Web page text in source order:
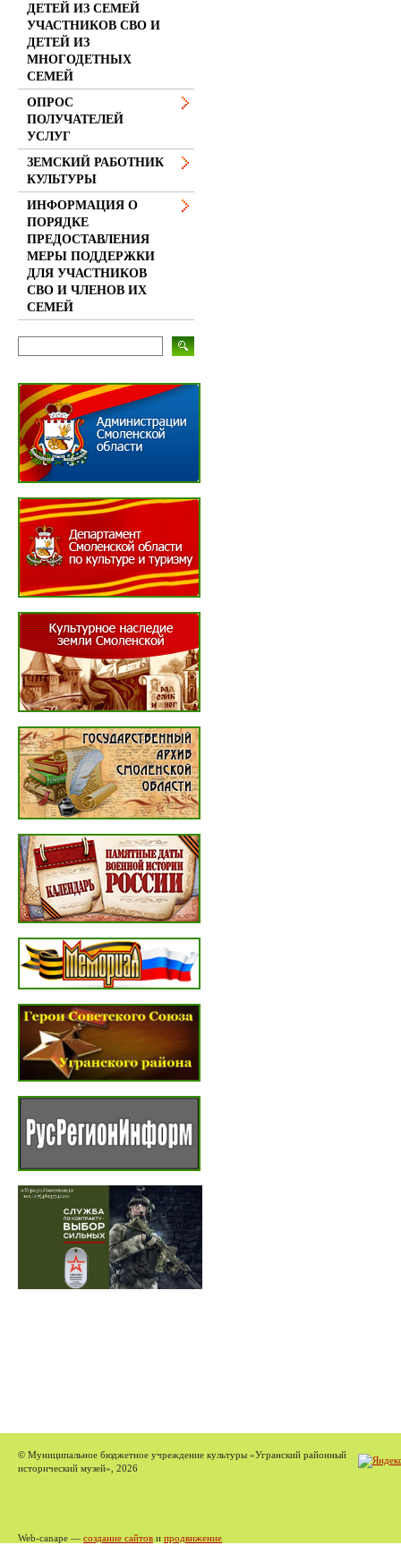
ДЕТЕЙ ИЗ СЕМЕЙ
УЧАСТНИКОВ СВО И
ДЕТЕЙ ИЗ
МНОГОДЕТНЫХ
СЕМЕЙ
ОПРОС
ПОЛУЧАТЕЛЕЙ
УСЛУГ
ЗЕМСКИЙ РАБОТНИК
КУЛЬТУРЫ
ИНФОРМАЦИЯ О
ПОРЯДКЕ
ПРЕДОСТАВЛЕНИЯ
МЕРЫ ПОДДЕРЖКИ
ДЛЯ УЧАСТНИКОВ
СВО И ЧЛЕНОВ ИХ
СЕМЕЙ
© Муниципальное бюджетное учреждение культуры «Угранский районный
исторический музей», 2026
Web-canape — создание сайтов и продвижение